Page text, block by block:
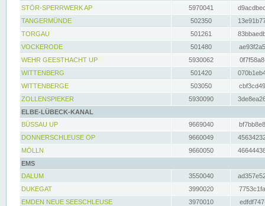
STÖR-SPERRWERK AP 5970041
TANGERMÜNDE
502350
TORGAU
501261
VOCKERODE
501480
WEHR GEESTHACHT UP
5930062
WITTENBERG
501420
WITTENBERGE
503050
ZOLLENSPIEKER
5930090
ELBE-LÜBECK-KANAL
BÜSSAU UP
9669040
DONNERSCHLEUSE OP
9660049
MÖLLN
9660050
EMS
DALUM
3550040
DUKEGAT
3990020
EMDEN NEUE SEESCHLEUSE
3970010